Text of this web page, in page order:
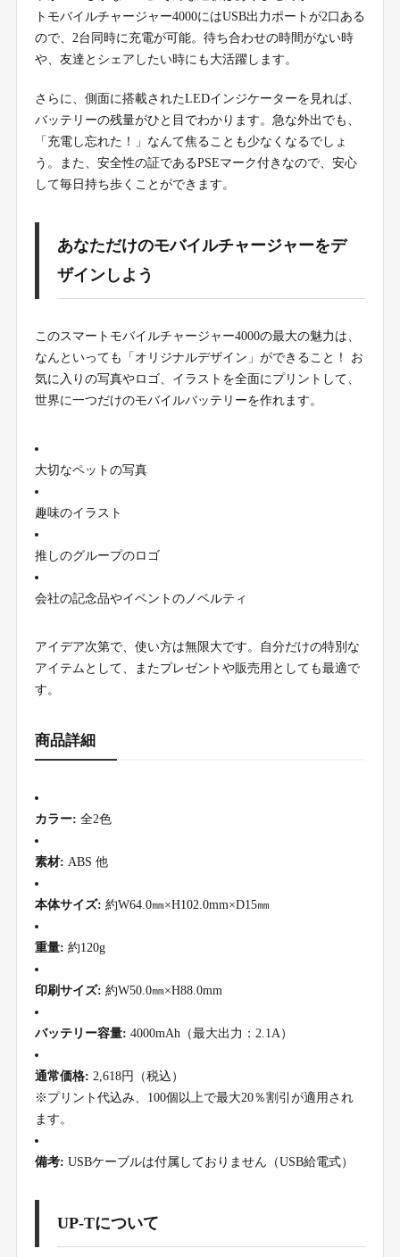
トモバイルチャージャー4000にはUSB出力ポートが2口ある
ので、2台同時に充電が可能。待ち合わせの時間がない時
や、友達とシェアしたい時にも大活躍します。
さらに、側面に搭載されたLEDインジケーターを見れば、
バッテリーの残量がひと目でわかります。急な外出でも、
「充電し忘れた！」なんて焦ることも少なくなるでしょ
う。また、安全性の証であるPSEマーク付きなので、安心
して毎日持ち歩くことができます。
あなただけのモバイルチャージャーをデ
ザインしよう
このスマートモバイルチャージャー4000の最大の魅力は、
なんといっても「オリジナルデザイン」ができること！ お
気に入りの写真やロゴ、イラストを全面にプリントして、
世界に一つだけのモバイルバッテリーを作れます。
大切なペットの写真
趣味のイラスト
推しのグループのロゴ
会社の記念品やイベントのノベルティ
アイデア次第で、使い方は無限大です。自分だけの特別な
アイテムとして、またプレゼントや販売用としても最適で
す。
商品詳細
カラー: 全2色
素材: ABS 他
本体サイズ: 約W64.0㎜×H102.0mm×D15㎜
重量: 約120g
印刷サイズ: 約W50.0㎜×H88.0mm
バッテリー容量: 4000mAh（最大出力：2.1A）
通常価格: 2,618円（税込）
※プリント代込み、100個以上で最大20％割引が適用され
ます。
備考: USBケーブルは付属しておりません（USB給電式）
UP-Tについて